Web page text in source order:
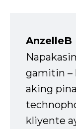
AnzelleB
gamitin –
aking
kliyente